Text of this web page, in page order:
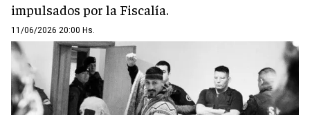
impulsados por la Fiscalía.
11/06/2026 20:00 Hs.